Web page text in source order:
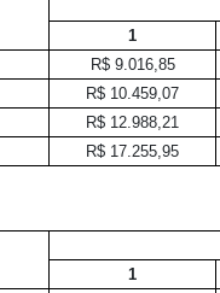
1
R$ 9.016,85
R$ 10.459,07
R$ 12.988,21
R$ 17.255,95
1